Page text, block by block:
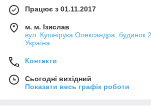
Працює з 01.11.2017
м. м. Ізяслав
вул. Кушнірука Олександра, будинок
Україна
Контакти
Сьогодні вихідний
Показати весь графік роботи